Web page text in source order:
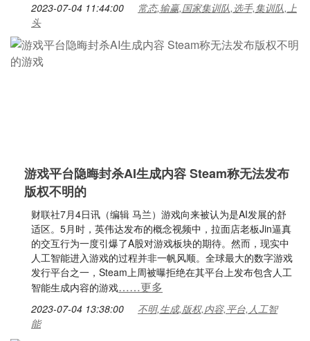
2023-07-04 11:44:00
常态,输赢,国家集训队,选手,集训队,上
头
游戏平台隐晦封杀AI生成内容 Steam称无法发布
版权不明的
财联社7月4日讯（编辑 马兰）游戏向来被认为是AI发展的舒
适区。5月时，英伟达发布的概念视频中，拉面店老板Jin逼真
的交互行为一度引爆了A股对游戏板块的期待。然而，现实中
人工智能进入游戏的过程并非一帆风顺。全球最大的数字游戏
发行平台之一，Steam上周被曝拒绝在其平台上发布包含人工
智能生成内容的游戏……更多
2023-07-04 13:38:00
不明,生成,版权,内容,平台,人工智
能